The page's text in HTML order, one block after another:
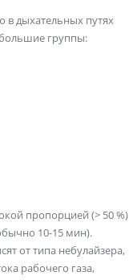
в дыхательных путях
группы:
пропорцией (> 50 %)
10-15 мин).
от типа небулайзера,
рабочего газа,